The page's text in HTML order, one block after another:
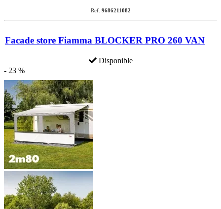
Ref. 9686211082
Facade store Fiamma BLOCKER PRO 260 VAN
Disponible
- 23 %